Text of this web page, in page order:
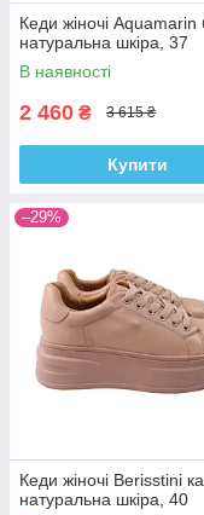
Кеди жіночі Aquamarin
натуральна шкіра, 37
В наявності
2 460 ₴ 3 615 ₴
Купити
–29%
Кеди жіночі Berisstini
натуральна шкіра, 40